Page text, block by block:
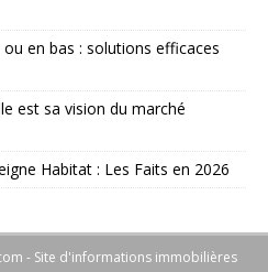
en bas : solutions efficaces
est sa vision du marché
Habitat : Les Faits en 2026
- Site d'informations immobilières